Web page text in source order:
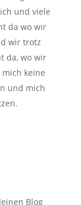
und viele
da wo wir
wir trotz
da, wo wir
keine
und mich
Blog